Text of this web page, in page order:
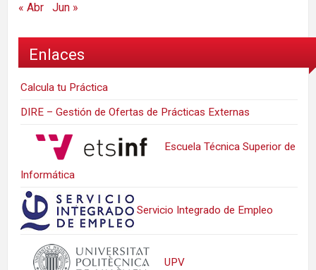
« Abr Jun »
Enlaces
Calcula tu Práctica
DIRE – Gestión de Ofertas de Prácticas Externas
Escuela Técnica Superior de
Informática
Servicio Integrado de Empleo
UPV